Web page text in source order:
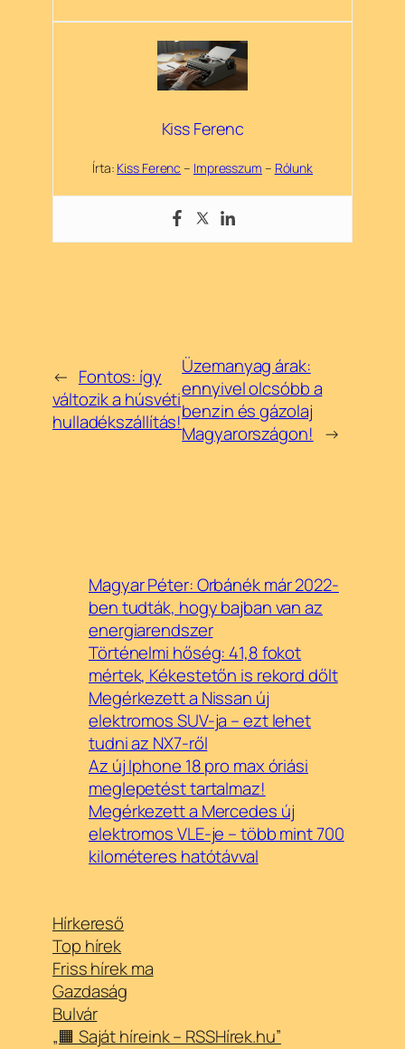
Kiss Ferenc
Írta: Kiss Ferenc – Impresszum – Rólunk
← Fontos: így
változik a húsvéti
hulladékszállítás!
Üzemanyag árak:
ennyivel olcsóbb a
benzin és gázolaj
Magyarországon! →
Magyar Péter: Orbánék már 2022-
ben tudták, hogy bajban van az
energiarendszer
Történelmi hőség: 41,8 fokot
mértek, Kékestetőn is rekord dőlt
Megérkezett a Nissan új
elektromos SUV-ja – ezt lehet
tudni az NX7-ről
Az új Iphone 18 pro max óriási
meglepetést tartalmaz!
Megérkezett a Mercedes új
elektromos VLE-je – több mint 700
kilométeres hatótávval
Hírkereső
Top hírek
Friss hírek ma
Gazdaság
Bulvár
„🟧 Saját híreink – RSSHírek.hu”